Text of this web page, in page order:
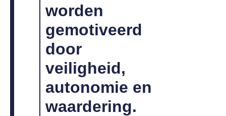
worden
gemotiveerd
door
veiligheid,
autonomie en
waardering.